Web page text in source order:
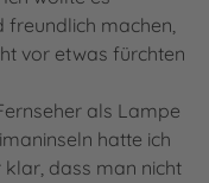
freundlich machen,
vor etwas fürchten
als Lampe
hatte ich
klar, dass man nicht